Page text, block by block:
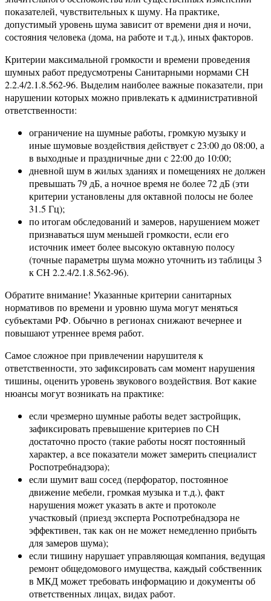
показателей, чувствительных к шуму. На практике,
допустимый уровень шума зависит от времени дня и ночи,
состояния человека (дома, на работе и т.д.), иных факторов.
Критерии максимальной громкости и времени проведения
шумных работ предусмотрены Санитарными нормами СН
2.2.4/2.1.8.562-96. Выделим наиболее важные показатели, при
нарушении которых можно привлекать к административной
ответственности:
ограничение на шумные работы, громкую музыку и
иные шумовые воздействия действует с 23:00 до 08:00, а
в выходные и праздничные дни с 22:00 до 10:00;
дневной шум в жилых зданиях и помещениях не должен
превышать 79 дБ, а ночное время не более 72 дБ (эти
критерии установлены для октавной полосы не более
31.5 Гц);
по итогам обследований и замеров, нарушением может
признаваться шум меньшей громкости, если его
источник имеет более высокую октавную полосу
(точные параметры шума можно уточнить из таблицы 3
к СН 2.2.4/2.1.8.562-96).
Обратите внимание! Указанные критерии санитарных
нормативов по времени и уровню шума могут меняться
субъектами РФ. Обычно в регионах снижают вечернее и
повышают утреннее время работ.
Самое сложное при привлечении нарушителя к
ответственности, это зафиксировать сам момент нарушения
тишины, оценить уровень звукового воздействия. Вот какие
нюансы могут возникать на практике:
если чрезмерно шумные работы ведет застройщик,
зафиксировать превышение критериев по СН
достаточно просто (такие работы носят постоянный
характер, а все показатели может замерить специалист
Роспотребнадзора);
если шумит ваш сосед (перфоратор, постоянное
движение мебели, громкая музыка и т.д.), факт
нарушения может указать в акте и протоколе
участковый (приезд эксперта Роспотребнадзора не
эффективен, так как он не может немедленно прибыть
для замеров шума);
если тишину нарушает управляющая компания, ведущая
ремонт общедомового имущества, каждый собственник
в МКД может требовать информацию и документы об
ответственных лицах, видах работ.